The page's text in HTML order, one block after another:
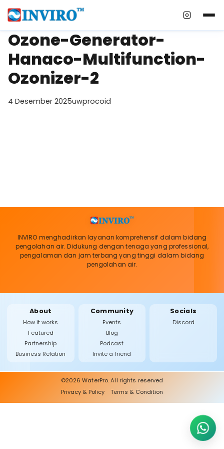
Ozone-Generator-
Hanaco-Multifunction-
Ozonizer-2
4 Desember 2025uwprocoid
INVIRO menghadirkan layanan komprehensif dalam bidang
pengolahan air. Didukung dengan tenaga yang professional,
pengalaman dan jam terbang yang tinggi dalam bidang
pengolahan air.
About
How it works
Featured
Partnership
Business Relation
Community
Events
Blog
Podcast
Invite a friend
Socials
Discord
©2026 WaterPro. All rights reserved
Privacy & Policy
Terms & Condition